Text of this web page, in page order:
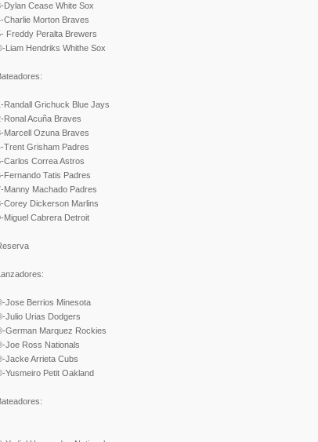
Dylan Cease White Sox
Charlie Morton Braves
Freddy Peralta Brewers
Liam Hendriks Whithe Sox
Randall Grichuck Blue Jays
Ronal Acuña Braves
Marcell Ozuna Braves
Trent Grisham Padres
Carlos Correa Astros
Fernando Tatis Padres
Manny Machado Padres
Corey Dickerson Marlins
Miguel Cabrera Detroit
Jose Berrios Minesota
Julio Urias Dodgers
German Marquez Rockies
Joe Ross Nationals
Jacke Arrieta Cubs
Yusmeiro Petit Oakland